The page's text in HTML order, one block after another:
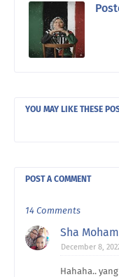
YOU MAY LIKE THESE
POST A COMMENT
14 Comments
Sha
December 8,
Hahaha..